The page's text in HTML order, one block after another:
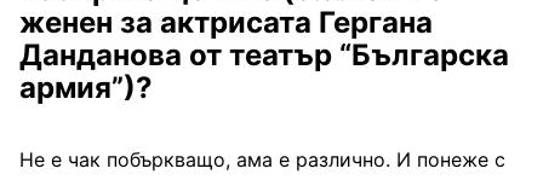
женен за актрисата Гергана
Данданова от театър “Българска
армия”)?
Не е чак побъркващо, ама е различно. И понеже с